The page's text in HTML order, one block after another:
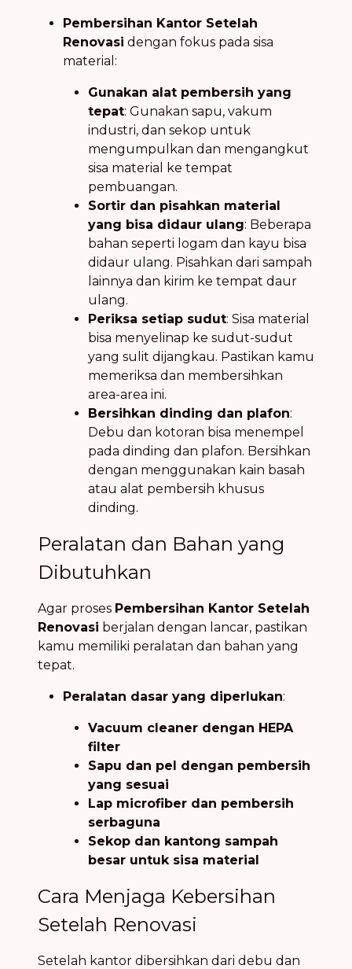
Pembersihan Kantor Setelah
Renovasi dengan fokus pada sisa
material:
Gunakan alat pembersih yang
tepat: Gunakan sapu, vakum
industri, dan sekop untuk
mengumpulkan dan mengangkut
sisa material ke tempat
pembuangan.
Sortir dan pisahkan material
yang bisa didaur ulang: Beberapa
bahan seperti logam dan kayu bisa
didaur ulang. Pisahkan dari sampah
lainnya dan kirim ke tempat daur
ulang.
Periksa setiap sudut: Sisa material
bisa menyelinap ke sudut-sudut
yang sulit dijangkau. Pastikan kamu
memeriksa dan membersihkan
area-area ini.
Bersihkan dinding dan plafon:
Debu dan kotoran bisa menempel
pada dinding dan plafon. Bersihkan
dengan menggunakan kain basah
atau alat pembersih khusus
dinding.
Peralatan dan Bahan yang
Dibutuhkan
Agar proses Pembersihan Kantor Setelah
Renovasi berjalan dengan lancar, pastikan
kamu memiliki peralatan dan bahan yang
tepat.
Peralatan dasar yang diperlukan:
Vacuum cleaner dengan HEPA
filter
Sapu dan pel dengan pembersih
yang sesuai
Lap microfiber dan pembersih
serbaguna
Sekop dan kantong sampah
besar untuk sisa material
Cara Menjaga Kebersihan
Setelah Renovasi
Setelah kantor dibersihkan dari debu dan